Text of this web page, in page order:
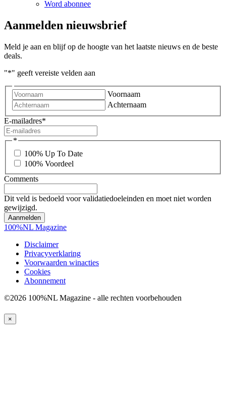
Word abonnee
Aanmelden nieuwsbrief
Meld je aan en blijf op de hoogte van het laatste nieuws en de beste
deals.
"*" geeft vereiste velden aan
Voornaam
Achternaam
E-mailadres*
*
100% Up To Date
100% Voordeel
Comments
Dit veld is bedoeld voor validatiedoeleinden en moet niet worden
gewijzigd.
100%NL Magazine
Disclaimer
Privacyverklaring
Voorwaarden winacties
Cookies
Abonnement
©2026 100%NL Magazine - alle rechten voorbehouden
×